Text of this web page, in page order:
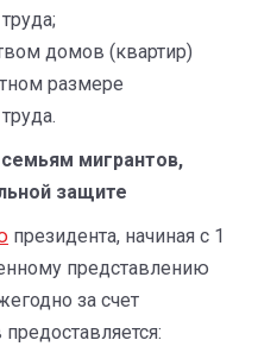
домов (квартир)
размере
мигрантов,
защите
президента, начиная с 1
представлению
за счет